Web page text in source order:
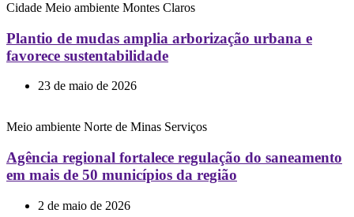
Cidade Meio ambiente Montes Claros
Plantio de mudas amplia arborização urbana e
favorece sustentabilidade
23 de maio de 2026
Meio ambiente Norte de Minas Serviços
Agência regional fortalece regulação do saneamento
em mais de 50 municípios da região
2 de maio de 2026